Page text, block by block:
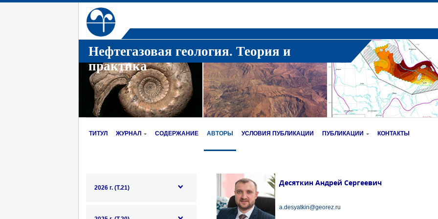
Нефтегазовая геология. Теория и
практика
ТИТУЛ ЖУРНАЛ СОДЕРЖАНИЕ АВТОРЫ УСЛОВИЯ ПУБЛИКАЦИИ ПУБЛИКАЦИИ КОНТАКТЫ
2026 г. (Т.21)
Десяткин Андрей Сергеевич
a.desyatkin@georez.ru